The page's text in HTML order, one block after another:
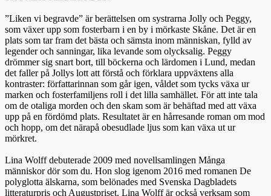
”Liken vi begravde” är berättelsen om systrarna Jolly och Peggy,
som växer upp som fosterbarn i en by i mörkaste Skåne. Det är en
plats som tar fram det bästa och sämsta inom människan, fylld av
legender och sanningar, lika levande som olycksalig. Peggy
drömmer sig snart bort, till böckerna och lärdomen i Lund, medan
det faller på Jollys lott att förstå och förklara uppväxtens alla
kontraster: författarinnan som går igen, våldet som tycks växa ur
marken och fosterfamiljens roll i det lilla samhället. För att inte tala
om de otaliga morden och den skam som är behäftad med att växa
upp på en fördömd plats. Resultatet är en hårresande roman om mod
och hopp, om det närapå obesudlade ljus som kan växa ut ur
mörkret.
Lina Wolff debuterade 2009 med novellsamlingen Många
människor dör som du. Hon slog igenom 2016 med romanen De
polyglotta älskarna, som belönades med Svenska Dagbladets
litteraturpris och Augustpriset. Lina Wolff är också verksam som